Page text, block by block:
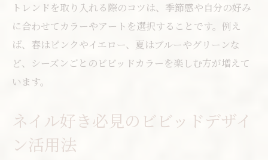
トレンドを取り入れる際のコツは、季節感や自分の好み
に合わせてカラーやアートを選択することです。例え
ば、春はピンクやイエロー、夏はブルーやグリーンな
ど、シーズンごとのビビッドカラーを楽しむ方が増えて
います。
ネイル好き必見のビビッドデザイ
ン活用法